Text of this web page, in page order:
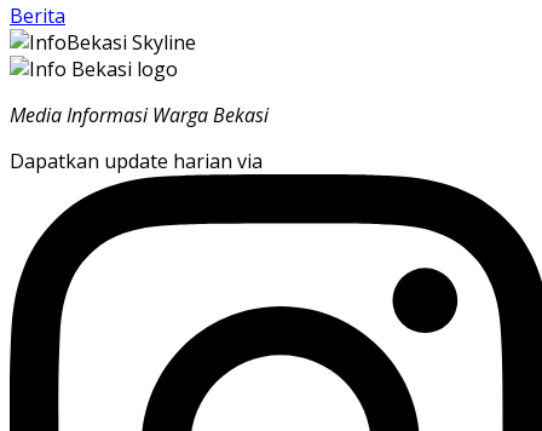
Berita
Media Informasi Warga Bekasi
Dapatkan update harian via